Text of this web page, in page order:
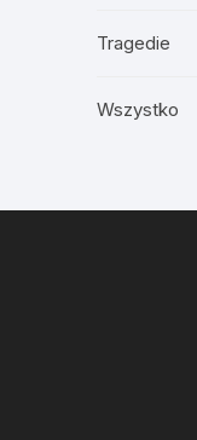
Tragedie
Wszystko